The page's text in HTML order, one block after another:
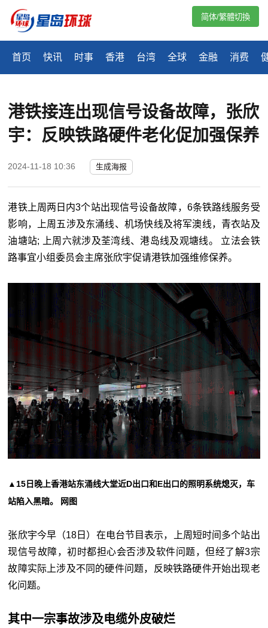
首页 快讯 时事 香港 台湾 全球 金融 消费
简体/繁體切換
港铁接连出现信号设备故障，张欣
宇：反映铁路硬件老化促加强保养
2024-11-18 10:36 生成海报
港铁上周两日内3个站出现信号设备故障，6条铁路线服务受
影响，上周五涉及东涌线、机场快线及将军澳线，青衣站及
油塘站; 上周六就涉及荃湾线、港岛线及观塘线。 立法会铁
路事宜小组委员会主席张欣宇促请港铁加强维修保养。
▲15日晚上香港站东涌线大堂近D出口和E出口的照明系统熄灭，车
站陷入黑暗。 网图
张欣宇今早（18日）在电台节目表示，上周短时间多个站出
现信号故障，初时都担心会否涉及软件问题，但经了解3宗
故障实际上涉及不同的硬件问题，反映铁路硬件开始出现老
化问题。
其中一宗事故涉及电缆外皮破烂